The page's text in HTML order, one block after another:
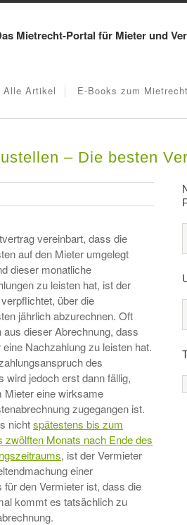
Mietrecht-Portal für Mieter und
Alle Artikel E-Books zum Mietrecht
– Die besten
vereinbart, dass die
auf den Mieter umgelegt
dieser monatliche
zu leisten hat, ist der
über die
jährlich abzurechnen. Oft
aus dieser Abrechnung, dass
Nachzahlung zu leisten hat.
des
wird jedoch erst dann fällig,
Mieter eine wirksame
zugegangen ist.
nichtspätestens bis zum
zwölften Monats nach Ende des
, ist der Vermieter
einer
den Vermieter ist, dass die
kommt es tatsächlich zu